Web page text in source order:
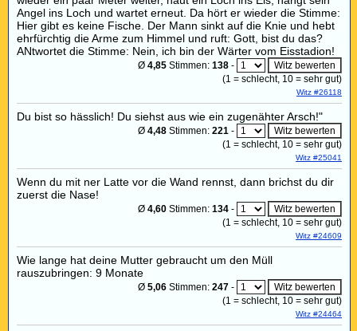
Angel ins Loch und wartet erneut. Da hört er wieder die Stimme:
Hier gibt es keine Fische. Der Mann sinkt auf die Knie und hebt
ehrfürchtig die Arme zum Himmel und ruft: Gott, bist du das?
ANtwortet die Stimme: Nein, ich bin der Wärter vom Eisstadion!
Ø 4,85 Stimmen: 138 -
(1 = schlecht, 10 = sehr gut)
Witz #26118
Du bist so hässlich! Du siehst aus wie ein zugenähter Arsch!"
Ø 4,48 Stimmen: 221 -
(1 = schlecht, 10 = sehr gut)
Witz #25041
Wenn du mit ner Latte vor die Wand rennst, dann brichst du dir
zuerst die Nase!
Ø 4,60 Stimmen: 134 -
(1 = schlecht, 10 = sehr gut)
Witz #24609
Wie lange hat deine Mutter gebraucht um den Müll
rauszubringen: 9 Monate
Ø 5,06 Stimmen: 247 -
(1 = schlecht, 10 = sehr gut)
Witz #24464